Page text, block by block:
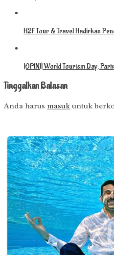
H2F Tour & Travel Hadirkan
[OPINI] World Tourism Day,
Tinggalkan Balasan
Anda harus masuk untuk